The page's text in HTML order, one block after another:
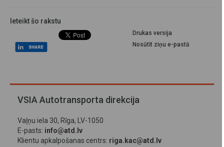
Ieteikt šo rakstu
Drukas versija
Nosūtīt ziņu e-pastā
VSIA Autotransporta direkcija
Vaļņu iela 30, Rīga, LV-1050
E-pasts: info@atd.lv
Klientu apkalpošanas centrs: riga.kac@atd.lv